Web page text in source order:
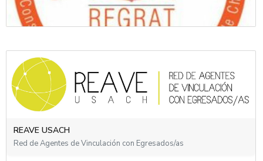
Red de Unidades de Egresados, Graduados y Titulados (REGRAT)
del Consorcio de Universidades del Estado de Chile
REAVE USACH
Red de Agentes de Vinculación con Egresados/as